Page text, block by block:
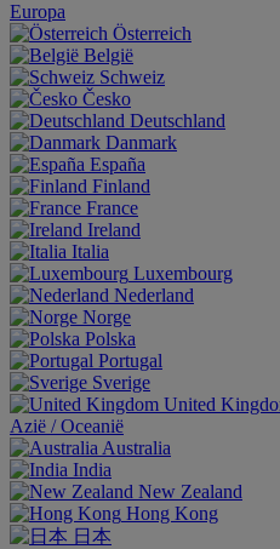
Europa
Österreich
België
Schweiz
Česko
Deutschland
Danmark
España
Finland
France
Ireland
Italia
Luxembourg
Nederland
Norge
Polska
Portugal
Sverige
United
Aziё / Oceaniё
Australia
India
New Zealand
Hong Kong
日本